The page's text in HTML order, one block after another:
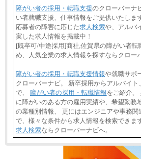
以上
⑳月給205,000円以上
㉑月給185,000 円以上
㉒月給185,000 円以上
㉓月給224,500円以上
※全コース共通※ 能力・経
異なります
※試用期間中も給与に変更は
障がい者の採用・転職支援のクローバーナ
い者就職支援、仕事情報をご提供いたしま
応募者の障害に応じた求人検索や、アルバ
実した求人情報を掲載中！
[既卒可/中途採用]商社,佐賀県の障がい者転
め、人気企業の求人情報を探すならクロー
障がい者の採用・転職支援情報や就職サポ
クローバーナビ。 新卒採用からアルバイト
で、 障がい者の採用・転職情報をご紹介。
に障がいのある方の雇用実績や、希望勤務
の業種別情報、 更にはエンジニアや事務関
で、様々な条件から求人情報を検索できま
求人検索ならクローバーナビへ。